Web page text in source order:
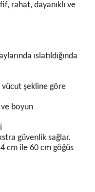
rahat, dayanıklı ve
ıslatıldığında
şekline göre
boyun
güvenlik sağlar.
cm ile 60 cm göğüs